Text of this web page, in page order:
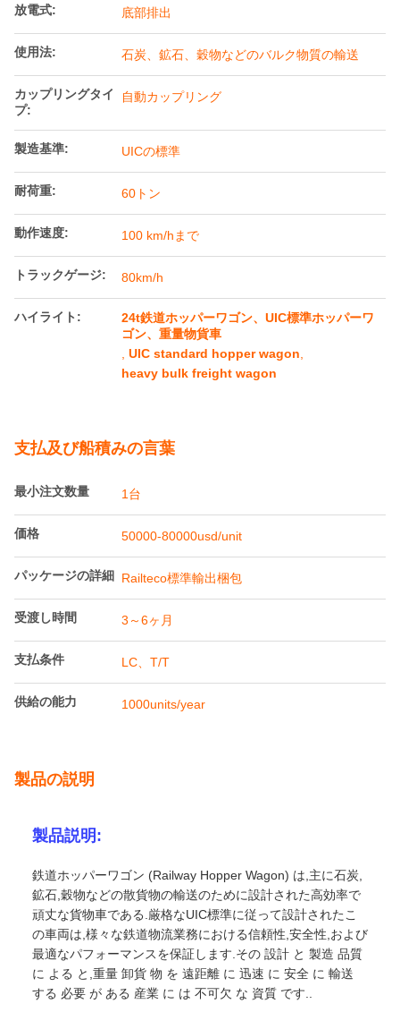
放電式: 底部排出
使用法: 石炭、鉱石、穀物などのバルク物質の輸送
カップリングタイ
プ:
自動カップリング
製造基準: UICの標準
耐荷重: 60トン
動作速度: 100 km/hまで
トラックゲージ: 80km/h
ハイライト:
24t鉄道ホッパーワゴン、UIC標準ホッパーワ
ゴン、重量物貨車
UIC standard hopper wagon
heavy bulk freight wagon
支払及び船積みの言葉
最小注文数量 1台
価格 50000-80000usd/unit
パッケージの詳細 Railteco標準輸出梱包
受渡し時間 3～6ヶ月
支払条件 LC、T/T
供給の能力 1000units/year
製品の説明
製品説明:
鉄道ホッパーワゴン (Railway Hopper Wagon) は,主に石炭,
鉱石,穀物などの散貨物の輸送のために設計された高効率で
頑丈な貨物車である.厳格なUIC標準に従って設計されたこ
の車両は,様々な鉄道物流業務における信頼性,安全性,および
最適なパフォーマンスを保証します.その 設計 と 製造 品質
に よる と,重量 卸貨 物 を 遠距離 に 迅速 に 安全 に 輸送
する 必要 が ある 産業 に は 不可欠 な 資質 です..